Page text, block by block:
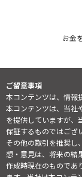
お金
ご留意事項
本コンテンツは、情報
本コンテンツは、当社
を提供していますが、
保証するものではござ
その他の取引を推奨し
想・意見は、将来の結
作成時現在のものであ